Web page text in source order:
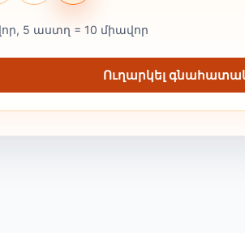
5 աստղ = 10 միավոր
Ուղարկել